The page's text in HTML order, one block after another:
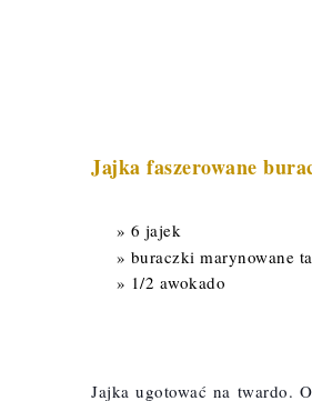
Jajka faszerowane
6 jajek
buraczki marynowane
1/2 awokado
Jajka ugotować na twardo.